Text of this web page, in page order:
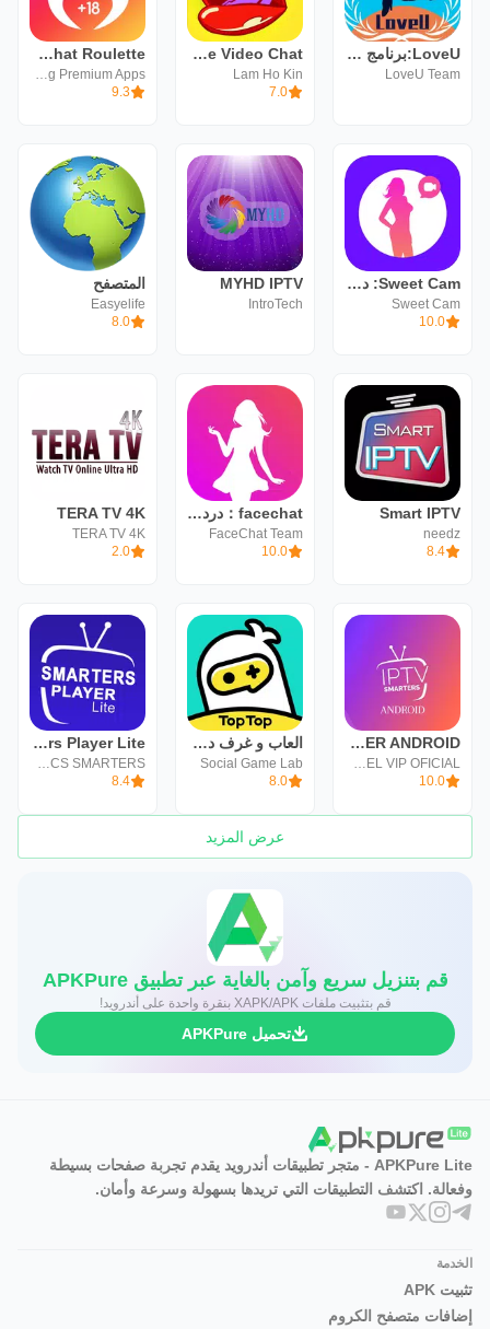
LoveU:برنامج دردشه بنات فيديو
LoveU Team
Naughty Live Video Chat
Lam Ho Kin
7.0
Idilium: Random Chat Roulette
Social Dating Premium Apps
9.3
Sweet Cam: دردشة فيديو حية
Sweet Cam
10.0
MYHD IPTV
IntroTech
المتصفح
Easyelife
8.0
Smart IPTV
needz
8.4
facechat：دردشة فيديو عشوائية
FaceChat Team
10.0
TERA TV 4K
TERA TV 4K
2.0
IPTV SMARTERS PLAYER ANDROID
PAINEL VIP OFICIAL
10.0
العاب و غرف دردشة :TopTop
Social Game Lab
8.0
Smarters Player Lite
WHMCS SMARTERS
8.4
عرض المزيد
قم بتنزيل سريع وآمن بالغاية عبر تطبيق APKPure
قم بتثبيت ملفات XAPK/APK بنقرة واحدة على أندرويد!
تحميل APKPure
APKPure Lite - متجر تطبيقات أندرويد يقدم تجربة صفحات بسيطة
وفعالة. اكتشف التطبيقات التي تريدها بسهولة وسرعة وأمان.
الخدمة
تثبيت APK
إضافات متصفح الكروم